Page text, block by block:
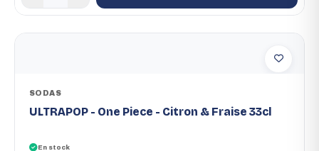
SODAS
ULTRAPOP - One Piece - Citron & Fraise 33cl
En stock